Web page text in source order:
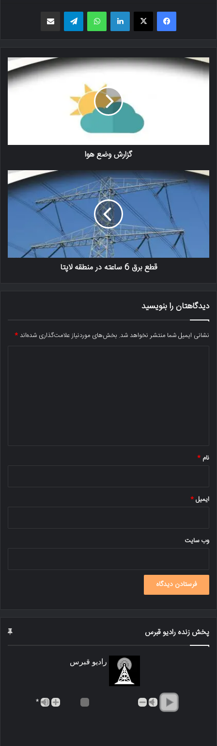
فیسبوک X لینکدین واتس اپ تلگرام
گزارش وضع هوا
قطع برق 6 ساعته در منطقه لاپتا
دیدگاهتان را بنویسید
نشانی ایمیل شما منتشر نخواهد شد. بخش‌های موردنیاز علامت‌گذاری شده‌اند*
نام *
ایمیل*
وب‌ سایت
پخش زنده رادیو قبرس
رادیو قبرس
*